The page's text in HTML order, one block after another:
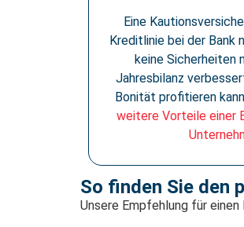
Eine
Kreditlinie bei der Bank
keine Sicherheiten
Jahresbilanz
Bonität profitieren
weitere Vorteile einer
So finden Sie den
Unsere Empfehlung für